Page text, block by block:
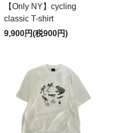
【Only NY】cycling
classic T-shirt
9,900円(税900円)